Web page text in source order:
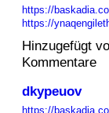
https://
https://
Hinzugefügt
Kommentare
dkypeuov
https://